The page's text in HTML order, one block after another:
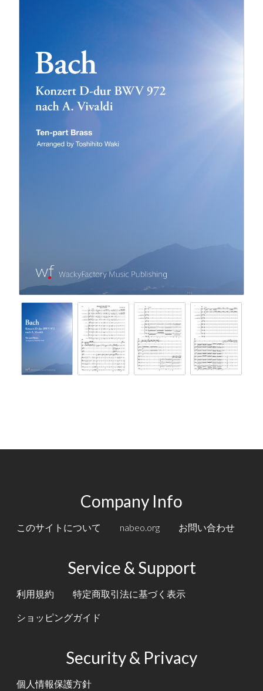
Company Info
このサイトについて nabeo.org お問い合わせ
Service & Support
利用規約 特定商取引法に基づく表示
ショッピングガイド
Security & Privacy
個人情報保護方針